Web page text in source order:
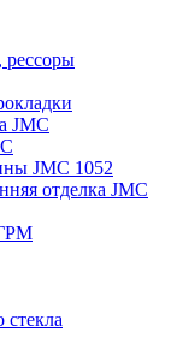
рессоры
JMC
JMC 1052
отделка JMC
стекла